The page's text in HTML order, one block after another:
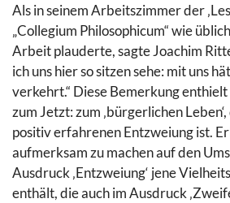
Als in seinem Arbeitszimmer der
„Collegium Philosophicum“ wie
Arbeit plauderte, sagte Joachim
ich uns hier so sitzen sehe: mit uns
verkehrt.“ Diese Bemerkung
zum Jetzt: zum ‚bürgerlichen
positiv erfahrenen Entzweiung ist.
aufmerksam zu machen auf den
Ausdruck ‚Entzweiung‘ jene
enthält, die auch im Ausdruck